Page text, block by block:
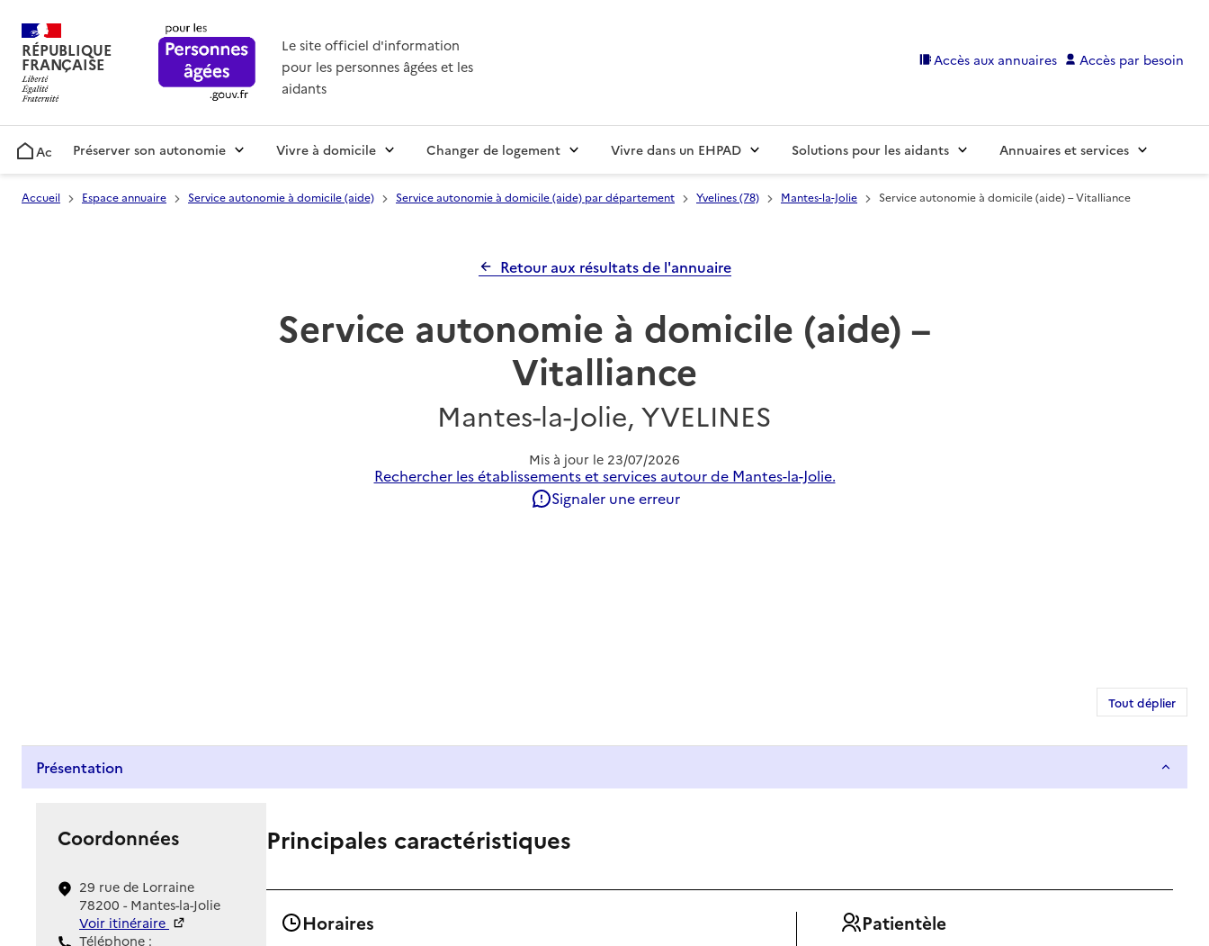
RÉPUBLIQUE
FRANÇAISE
Le site officiel d'information
pour les personnes âgées et les
aidants
Accès aux annuaires Accès par besoin
AccueilPréserver son autonomie Vivre à domicile Changer de logement Vivre dans un EHPAD Solutions pour les aidants Annuaires et services
Accueil Espace annuaire Service autonomie à domicile (aide) Service autonomie à domicile (aide) par département Yvelines (78) Mantes-la-Jolie Service autonomie à domicile (aide) – Vitalliance
Retour aux résultats de l'annuaire
Service autonomie à domicile (aide) –
Vitalliance
Mantes-la-Jolie, YVELINES
Mis à jour le 23/07/2026
Rechercher les établissements et services autour de Mantes-la-Jolie.
Signaler une erreur
Tout déplier
Présentation
Coordonnées
29 rue de Lorraine
78200 - Mantes-la-Jolie
Voir itinéraire
Téléphone :
Principales caractéristiques
Horaires Patientèle